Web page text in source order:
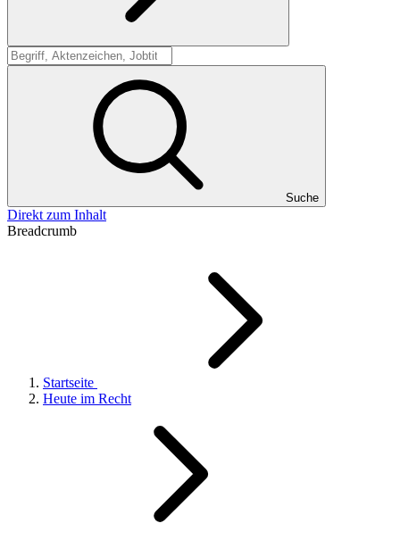
Suche
Suche
Direkt zum Inhalt
Breadcrumb
Startseite
Heute im Recht